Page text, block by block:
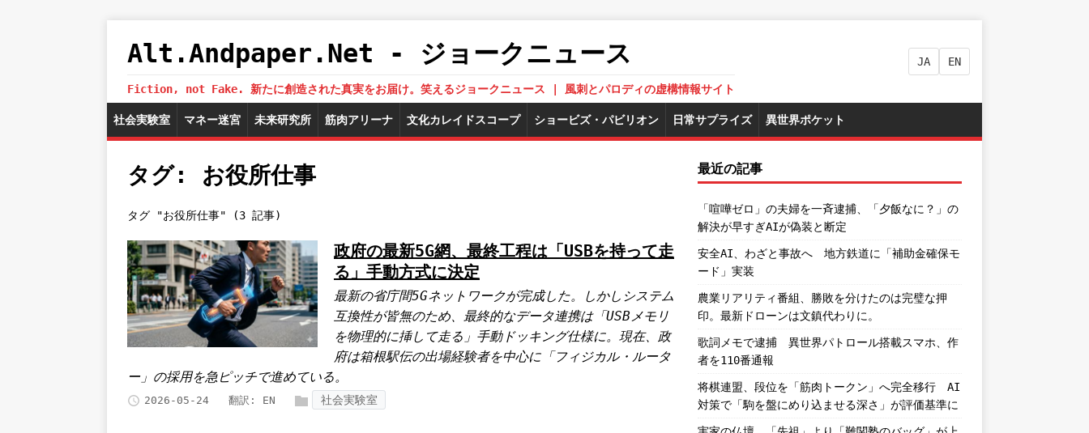
Alt.Andpaper.Net - ジョークニュース
Fiction, not Fake. 新たに創造された真実をお届け。笑えるジョークニュース | 風刺とパロディの虚構情報サイト
JA EN
社会実験室 マネー迷宮 未来研究所 筋肉アリーナ 文化カレイドスコープ ショービズ・パビリオン 日常サプライズ 異世界ポケット
タグ: お役所仕事
タグ "お役所仕事" (3 記事)
政府の最新5G網、最終工程は「USBを持って走
る」手動方式に決定
最新の省庁間5Gネットワークが完成した。しかしシステム
互換性が皆無のため、最終的なデータ連携は「USBメモリ
を物理的に挿して走る」手動ドッキング仕様に。現在、政
府は箱根駅伝の出場経験者を中心に「フィジカル・ルータ
ー」の採用を急ピッチで進めている。
2026-05-24 翻訳: EN 社会実験室
最近の記事
「喧嘩ゼロ」の夫婦を一斉逮捕、「夕飯なに？」の
解決が早すぎAIが偽装と断定
安全AI、わざと事故へ 地方鉄道に「補助金確保モ
ード」実装
農業リアリティ番組、勝敗を分けたのは完璧な押
印。最新ドローンは文鎮代わりに。
歌詞メモで逮捕 異世界パトロール搭載スマホ、作
者を110番通報
将棋連盟、段位を「筋肉トークン」へ完全移行 AI
対策で「駒を盤にめり込ませる深さ」が評価基準に